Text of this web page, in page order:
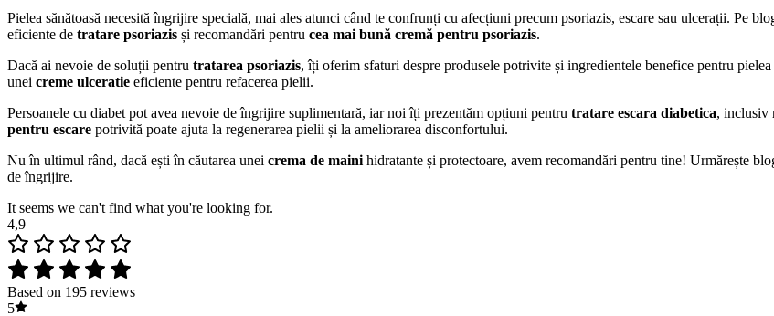
Pielea sănătoasă necesită îngrijire specială, mai ales atunci când te confrunți cu afecțiuni precum psoriazis, escare sau ulcerații. Pe
eficiente de tratare psoriazis și recomandări pentru cea mai bună cremă pentru psoriazis.
Dacă ai nevoie de soluții pentru tratarea psoriazis, îți oferim sfaturi despre produsele potrivite și ingredientele benefice pentru pielea
unei creme ulceratie eficiente pentru refacerea pielii.
Persoanele cu diabet pot avea nevoie de îngrijire suplimentară, iar noi îți prezentăm opțiuni pentru tratare escara diabetica, inclusiv
pentru escare potrivită poate ajuta la regenerarea pielii și la ameliorarea disconfortului.
Nu în ultimul rând, dacă ești în căutarea unei crema de maini hidratante și protectoare, avem recomandări pentru tine! Urmărește
de îngrijire.
It seems we can't find what you're looking for.
4,9
Based on 195 reviews
5